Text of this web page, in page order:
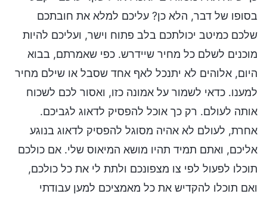
בסופו של דבר, הלא כן? עליכם למלא את חובתכם
שלכם כמיטב יכולתכם בלב פתוח וישר, ועליכם להיות
מוכנים לשלם כל מחיר שיידרש. כפי שאמרתם, בבוא
היום, אלוהים לא יתנכל לאף אחד שסבל או שילם מחיר
למענו. כדאי לשמור על אמונה כזו, ואסור לכם לשכוח
אותה לעולם. רק כך אוכל להפסיק לדאוג לגביכם.
אחרת, לעולם לא אהיה מסוגל להפסיק לדאוג בנוגע
אליכם, ואתם תמיד תהיו מושא המיאוס שלי. אם כולכם
תוכלו לפעול לפי צו מצפונכם ולתת לי את כל כולכם,
ואם תוכלו להקדיש את כל מאמציכם למען עבודתי